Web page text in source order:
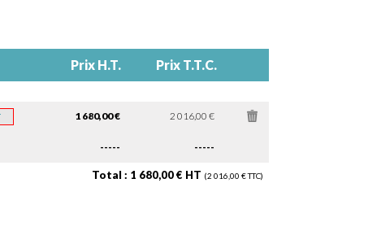
Prix H.T. Prix T.T.C.
Total : 1 680,00 € HT (2 016,00 € TTC)
1 680,00 € 2 016,00 €
----- -----